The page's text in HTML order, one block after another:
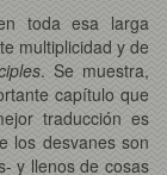
toda esa larga
multiplicidad y de
. Se muestra,
capítulo que
traducción es
los desvanes son
y llenos de cosas